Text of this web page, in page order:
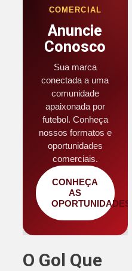
COMERCIAL
Anuncie
Conosco
Sua marca
conectada a uma
comunidade
apaixonada por
futebol. Conheça
nossos formatos e
oportunidades
comerciais.
CONHEÇA
AS
OPORTUNIDADES
O Gol Que